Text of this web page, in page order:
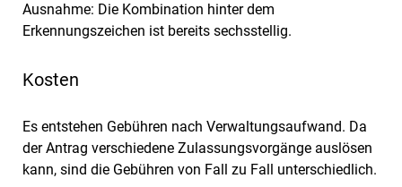
Ausnahme: Die Kombination hinter dem
Erkennungszeichen ist bereits sechsstellig.
Kosten
Es entstehen Gebühren nach Verwaltungsaufwand. Da
der Antrag verschiedene Zulassungsvorgänge auslösen
kann, sind die Gebühren von Fall zu Fall unterschiedlich.